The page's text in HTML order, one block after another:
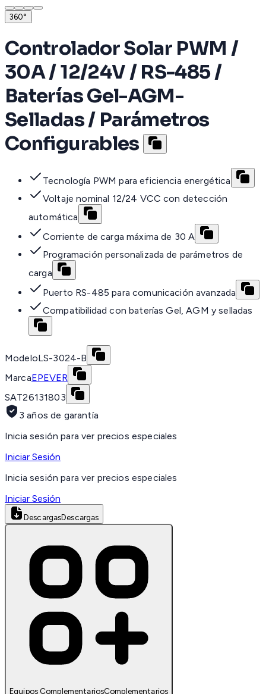
360°
Controlador Solar PWM /
30A / 12/24V / RS-485 /
Baterías Gel-AGM-
Selladas / Parámetros
Configurables
Tecnología PWM para eficiencia energética
Voltaje nominal 12/24 VCC con detección
automática
Corriente de carga máxima de 30 A
Programación personalizada de parámetros de
carga
Puerto RS-485 para comunicación avanzada
Compatibilidad con baterías Gel, AGM y selladas
ModeloLS-3024-B
MarcaEPEVER
SAT26131803
3 años de garantía
Inicia sesión para ver precios especiales
Iniciar Sesión
Inicia sesión para ver precios especiales
Iniciar Sesión
DescargasDescargas
Equipos ComplementariosComplementarios